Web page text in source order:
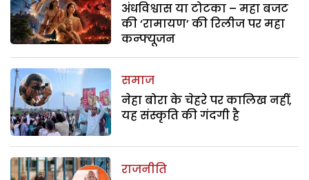
अंधविश्वास या टोटका – महा बजट
की ‘रामायण’ की रिलीज पर महा
कन्फ्यूजन
समाज
नेहा बोरा के चेहरे पर कालिख नहीं,
यह संस्कृति की गंदगी है
राजनीति